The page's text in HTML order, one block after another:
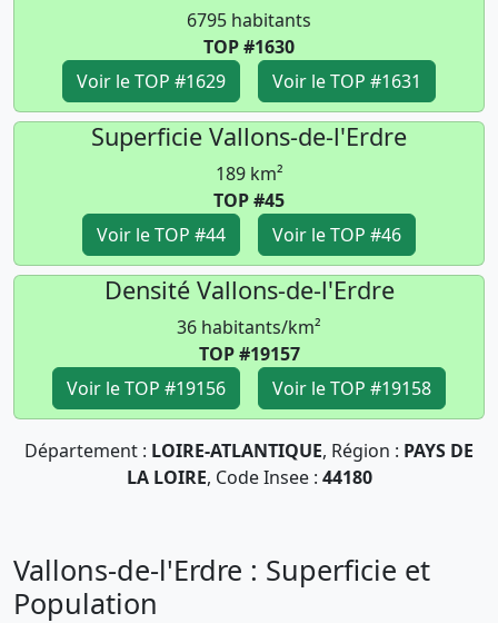
6795 habitants
TOP #1630
Voir le TOP #1629
Voir le TOP #1631
Superficie Vallons-de-l'Erdre
189 km²
TOP #45
Voir le TOP #44
Voir le TOP #46
Densité Vallons-de-l'Erdre
36 habitants/km²
TOP #19157
Voir le TOP #19156
Voir le TOP #19158
Département : LOIRE-ATLANTIQUE, Région : PAYS DE
LA LOIRE, Code Insee : 44180
Vallons-de-l'Erdre : Superficie et
Population